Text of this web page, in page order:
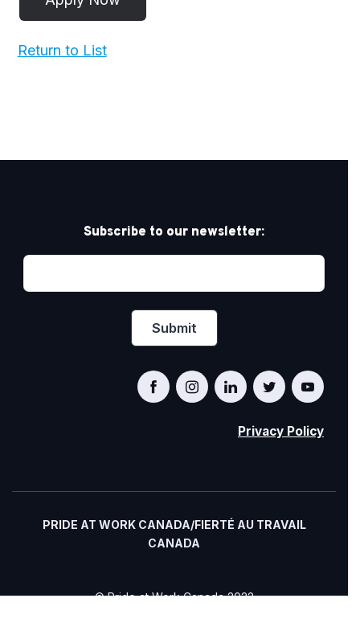
Return to List
Subscribe to our newsletter:
Privacy Policy
PRIDE AT WORK CANADA/FIERTÉ AU TRAVAIL
CANADA
© Pride at Work Canada 2022